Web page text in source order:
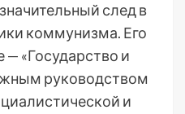
след в
коммунизма. Его
— «Государство и
руководством
и